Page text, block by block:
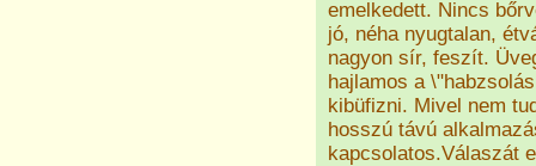
emelkedett. Nincs
jó, néha nyugtalan,
nagyon sír, feszít.
hajlamos a
kibüfizni. Mivel nem
hosszú távú
kapcsolatos.Válaszát